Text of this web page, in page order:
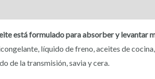
está formulado para absorber y levantar
líquido de freno, aceites de
de la transmisión, savia y cera.